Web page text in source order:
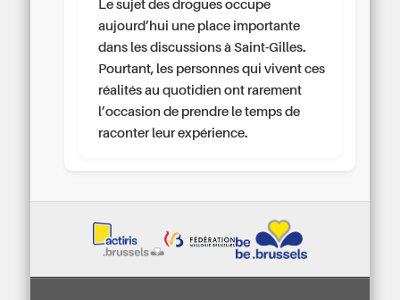
Le sujet des drogues occupe
aujourd’hui une place importante
dans les discussions à Saint-Gilles.
Pourtant, les personnes qui vivent ces
réalités au quotidien ont rarement
l’occasion de prendre le temps de
raconter leur expérience.